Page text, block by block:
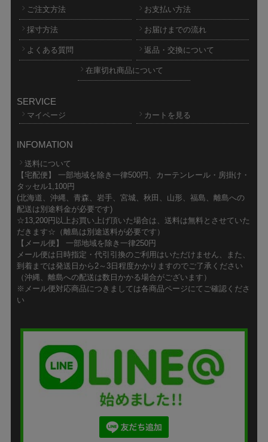
ご注文方法 お支払い方法
採寸方法 お届けまでの流れ
よくある質問 返品・交換について
在庫切れ商品について
SERVICE
マイページ カートを見る
INFOMATION
送料について
【宅配便】 一部地域を除き一律500円、カーテンレール・房掛け・
タッセル1,100円
(北海道、沖縄、青森、岩手、宮城、秋田、山形、福島、離島への
配送は別途料金が必要です)
☆13,200円以上お買い上げ頂いた場合は、送料は無料とさせていた
だきます☆（離島は別途送料が必要です）
【メール便】 一部地域を除き一律250円
メール便は日時指定・代引引換のご利用はいただけません、また、
到着までは発送日から2～3日程度かかりますのでご了承ください
（沖縄、離島への配送は数日かかる場合がございます）
※メール便対応商品につきましては各商品ページにてご確認くださ
い